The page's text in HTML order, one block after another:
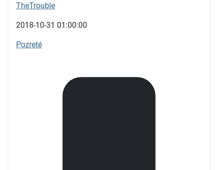
TheTrouble
2018-10-31 01:00:00
Pozreté